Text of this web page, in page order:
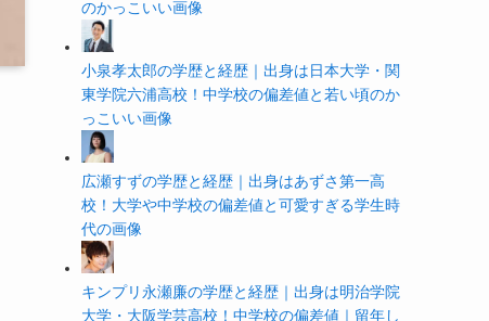
のかっこいい画像
小泉孝太郎の学歴と経歴｜出身は日本大学・関
東学院六浦高校！中学校の偏差値と若い頃のか
っこいい画像
広瀬すずの学歴と経歴｜出身はあずさ第一高
校！大学や中学校の偏差値と可愛すぎる学生時
代の画像
キンプリ永瀬廉の学歴と経歴｜出身は明治学院
大学・大阪学芸高校！中学校の偏差値｜留年し